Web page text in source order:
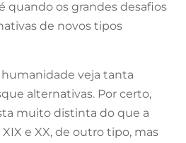
quando os grandes desafios
de novos tipos
humanidade veja tanta
alternativas. Por certo,
muito distinta do que a
e XX, de outro tipo, mas